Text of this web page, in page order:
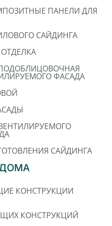
ПАНЕЛИ ДЛЯ
САЙДИНГА
ФАСАДА
САЙДИНГА
КОНСТРУКЦИИ
КОНСТРУКЦИЙ